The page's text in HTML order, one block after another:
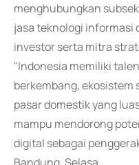
menghubungkan
jasa teknologi informasi
investor serta mitra
"Indonesia memiliki
berkembang,
pasar domestik yang
mampu mendorong
digital sebagai